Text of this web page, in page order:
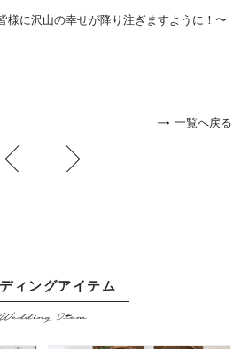
様に沢山の幸せが降り注ぎますように！〜
一覧へ戻る
ィングアイテム
Wedding Item